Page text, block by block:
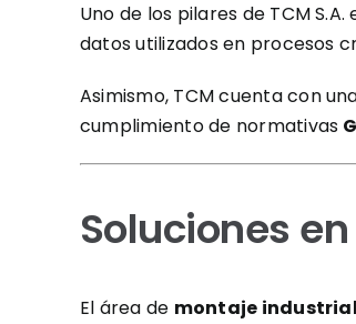
Uno de los pilares de TCM S.A.
datos utilizados en procesos
Asimismo, TCM cuenta con
cumplimiento de normativas
Soluciones
El área de montaje industrial